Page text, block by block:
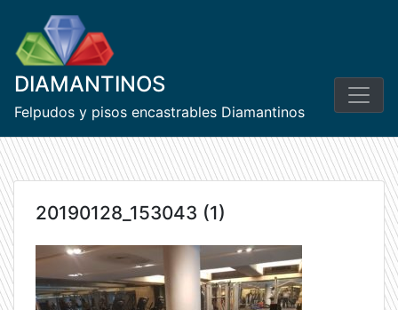
content
DIAMANTINOS
Felpudos y pisos encastrables Diamantinos
20190128_153043 (1)